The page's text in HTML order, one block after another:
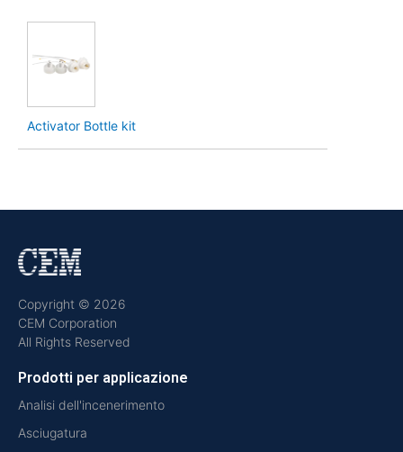
Activator Bottle kit
Copyright © 2026
CEM Corporation
All Rights Reserved
Prodotti per applicazione
Analisi dell'incenerimento
Asciugatura